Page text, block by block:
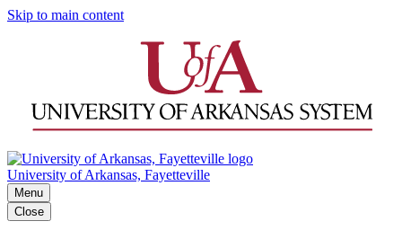
Skip to main content
University of Arkansas, Fayetteville
Menu
Close